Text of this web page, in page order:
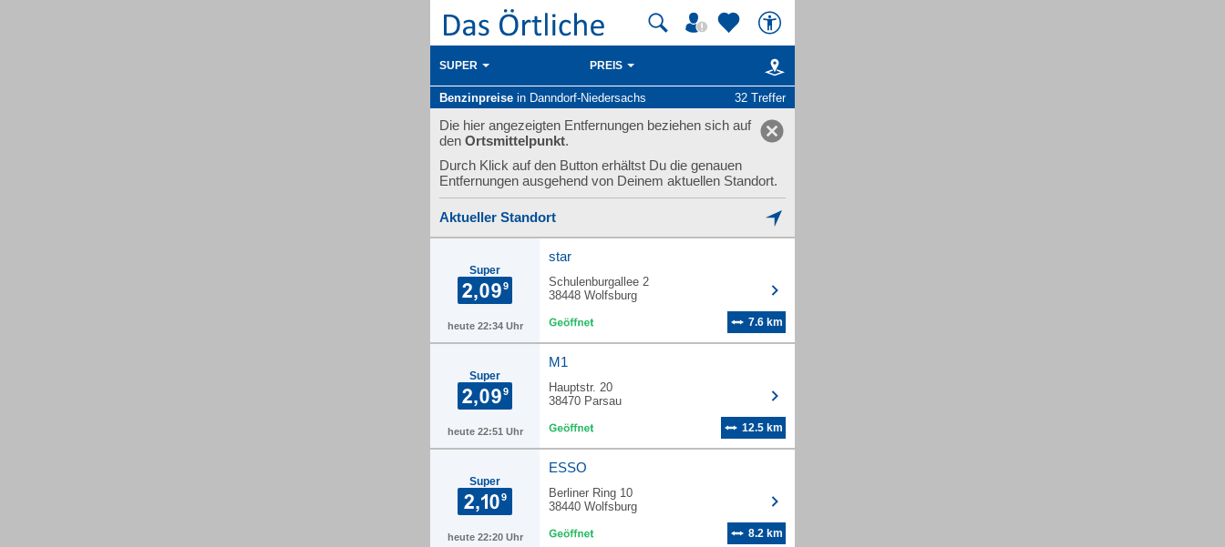
SUPER PREIS
Benzinpreise in Danndorf-Niedersachs 32 Treffer
Die hier angezeigten Entfernungen beziehen sich auf
den Ortsmittelpunkt.
Durch Klick auf den Button erhältst Du die genauen
Entfernungen ausgehend von Deinem aktuellen Standort.
Aktueller Standort
Super
heute 22:34 Uhr
star
Schulenburgallee 2
38448 Wolfsburg
7.6 km
Super
heute 22:51 Uhr
M1
Hauptstr. 20
38470 Parsau
12.5 km
Super
heute 22:20 Uhr
ESSO
Berliner Ring 10
38440 Wolfsburg
8.2 km